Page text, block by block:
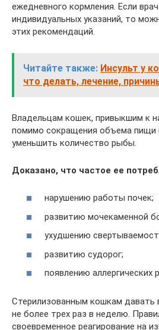
ежедневного кормления. Если
индивидуальных указаний, то
этих рекомендаций.
Читайте также: Инсульт у
что делать, лечение,
Владельцам кошек, привыкшим к
помимо сокращения объема пищи
уменьшить количество рыбы.
Доказано, что частое ее
нарушению работы почек;
развитию мочекаменной
ухудшению
развитию судорог;
появлению аллергических
Стерилизованным кошкам давать
не более трех раз в неделю.
своевременное реагирование на